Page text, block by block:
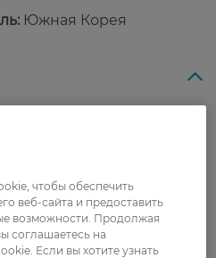
Южная Корея
чтобы обеспечить
веб-сайта и предоставить
возможности. Продолжая
соглашаетесь на
Если вы хотите узнать